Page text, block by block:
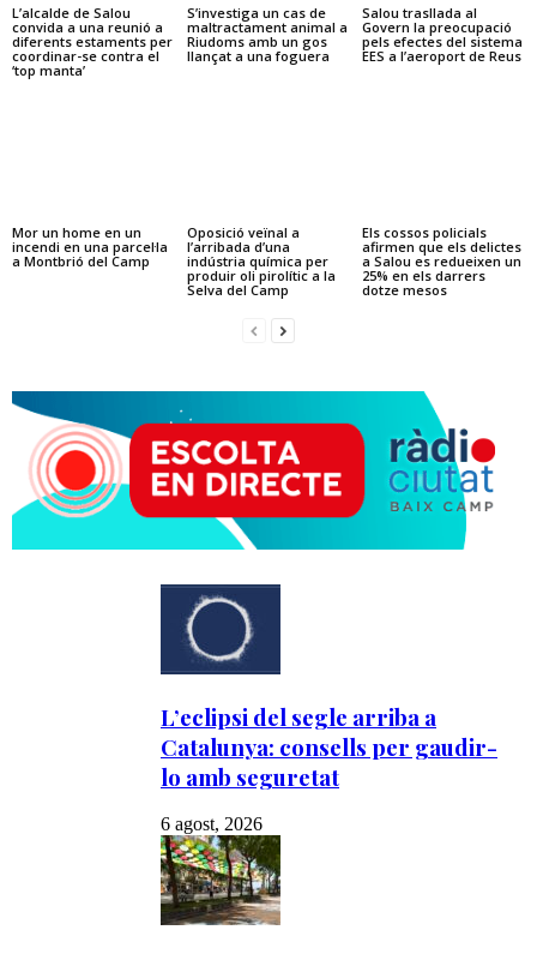
L’alcalde de Salou
convida a una reunió a
diferents estaments per
coordinar-se contra el
‘top manta’
S’investiga un cas de
maltractament animal a
Riudoms amb un gos
llançat a una foguera
Salou trasllada al
Govern la preocupació
pels efectes del sistema
EES a l’aeroport de Reus
Mor un home en un
incendi en una parcel·la
a Montbrió del Camp
Oposició veïnal a
l’arribada d’una
indústria química per
produir oli pirolític a la
Selva del Camp
Els cossos policials
afirmen que els delictes
a Salou es redueixen un
25% en els darrers
dotze mesos